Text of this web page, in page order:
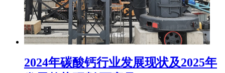
2024年碳酸钙行业发展现状及2025年